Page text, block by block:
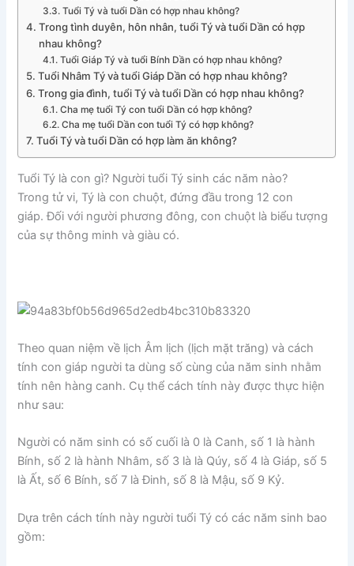
Tuổi Tý và tuổi Dần có hợp nhau không?
Trong tình duyên, hôn nhân, tuổi Tý và tuổi Dần có hợp
nhau không?
Tuổi Giáp Tý và tuổi Bính Dần có hợp nhau không?
Tuổi Nhâm Tý và tuổi Giáp Dần có hợp nhau không?
Trong gia đình, tuổi Tý và tuổi Dần có hợp nhau không?
Cha mẹ tuổi Tý con tuổi Dần có hợp không?
Cha mẹ tuổi Dần con tuổi Tý có hợp không?
Tuổi Tý và tuổi Dần có hợp làm ăn không?
Tuổi Tý là con gì? Người tuổi Tý sinh các năm nào?
Trong tử vi, Tý là con chuột, đứng đầu trong 12 con
giáp. Đối với người phương đông, con chuột là biểu tượng
của sự thông minh và giàu có.
Theo quan niệm về lịch Âm lịch (lịch mặt trăng) và cách
tính con giáp người ta dùng số cùng của năm sinh nhằm
tính nên hàng canh. Cụ thể cách tính này được thực hiện
như sau:
Người có năm sinh có số cuối là 0 là Canh, số 1 là hành
Bính, số 2 là hành Nhâm, số 3 là là Qúy, số 4 là Giáp, số 5
là Ất, số 6 Bính, số 7 là Đinh, số 8 là Mậu, số 9 Kỷ.
Dựa trên cách tính này người tuổi Tý có các năm sinh bao
gồm: